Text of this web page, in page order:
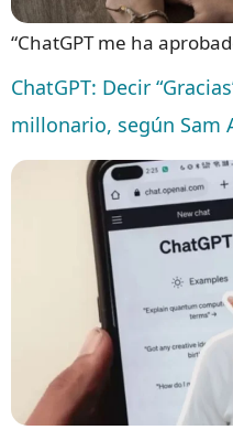
“ChatGPT me ha
ChatGPT: Decir
millonario, según Sam